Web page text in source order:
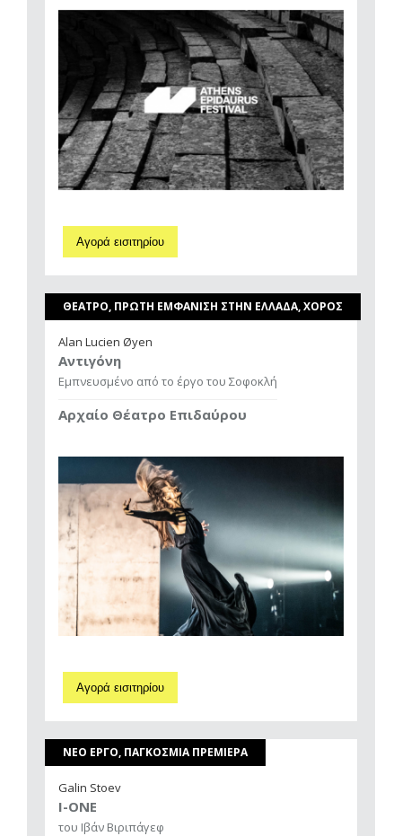
Αγορά εισιτηρίου
ΘΕΑΤΡΟ, ΠΡΩΤΗ ΕΜΦΑΝΙΣΗ ΣΤΗΝ ΕΛΛΑΔΑ, ΧΟΡΟΣ
Alan Lucien Øyen
Αντιγόνη
Εμπνευσμένο από το έργο του Σοφοκλή
Αρχαίο Θέατρο Επιδαύρου
Αγορά εισιτηρίου
ΝΕΟ ΕΡΓΟ, ΠΑΓΚΟΣΜΙΑ ΠΡΕΜΙΕΡΑ
Galin Stoev
I-ONE
του Ιβάν Βιριπάγεφ